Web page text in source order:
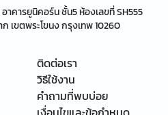
อาคารยูนิคอร์น ชั้น5 ห้องเลขที่ SH555
เขตพระโขนง กรุงเทพ 10260
ติดต่อเรา
วิธีใช้งาน
คำถามที่พบบ่อย